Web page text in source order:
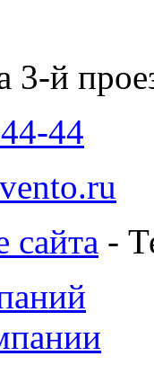
3-й
44
сайта -